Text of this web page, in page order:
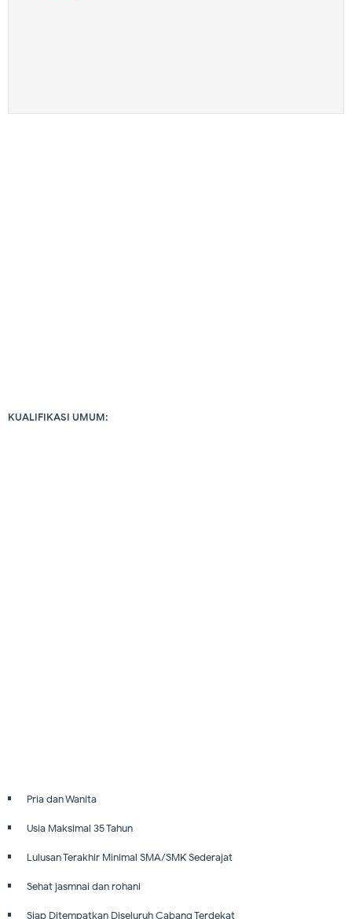
KUALIFIKASI UMUM:
Pria dan Wanita
Usia Maksimal 35 Tahun
Lulusan Terakhir Minimal SMA/SMK Sederajat
Sehat jasmnai dan rohani
Siap Ditempatkan Diseluruh Cabang Terdekat